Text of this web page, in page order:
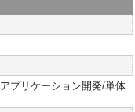
プリケーション開発/単体